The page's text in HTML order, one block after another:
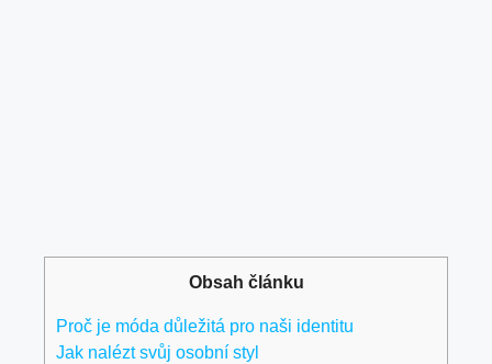
Obsah článku
Proč je móda důležitá pro naši identitu
Jak nalézt svůj osobní styl